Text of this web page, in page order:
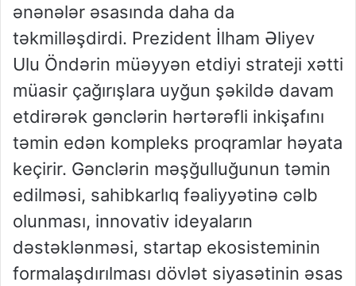
ənənələr əsasında daha da
təkmilləşdirdi. Prezident İlham Əliyev
Ulu Öndərin müəyyən etdiyi strateji xətti
müasir çağırışlara uyğun şəkildə davam
etdirərək gənclərin hərtərəfli inkişafını
təmin edən kompleks proqramlar həyata
keçirir. Gənclərin məşğulluğunun təmin
edilməsi, sahibkarlıq fəaliyyətinə cəlb
olunması, innovativ ideyaların
dəstəklənməsi, startap ekosisteminin
formalaşdırılması dövlət siyasətinin əsas